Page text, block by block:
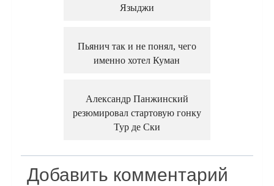
Языджи
Пьянич так и не понял, чего
именно хотел Куман
Александр Панжинский
резюмировал стартовую гонку
Тур де Ски
Добавить комментарий